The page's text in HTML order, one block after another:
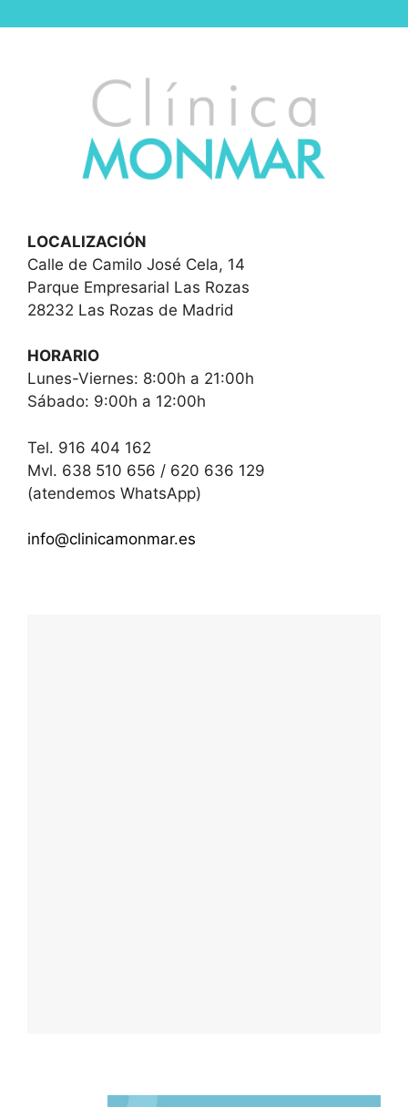
LOCALIZACIÓN
Calle de Camilo José Cela, 14
Parque Empresarial Las Rozas
28232 Las Rozas de Madrid
HORARIO
Lunes-Viernes: 8:00h a 21:00h
Sábado: 9:00h a 12:00h
Tel. 916 404 162
Mvl. 638 510 656 / 620 636 129
(atendemos WhatsApp)
info@clinicamonmar.es